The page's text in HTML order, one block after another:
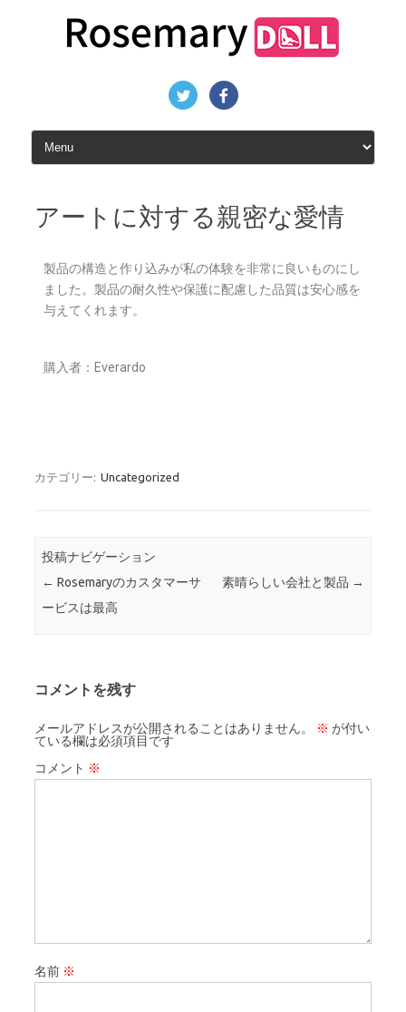
アートに対する親密な愛情
製品の構造と作り込みが私の体験を非常に良いものにし
ました。製品の耐久性や保護に配慮した品質は安心感を
与えてくれます。
購入者：Everardo
カテゴリー: Uncategorized
投稿ナビゲーション
← Rosemaryのカスタマーサ
ービスは最高
素晴らしい会社と製品 →
コメントを残す
メールアドレスが公開されることはありません。 ※ が付い
ている欄は必須項目です
コメント ※
名前 ※